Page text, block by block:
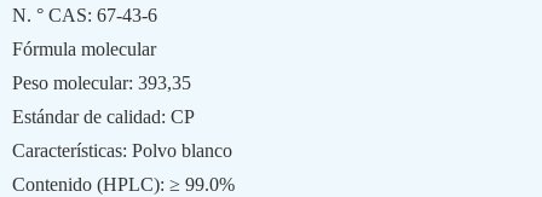
N. ° CAS: 67-43-6
Fórmula molecular
Peso molecular: 393,35
Estándar de calidad: CP
Características: Polvo blanco
Contenido (HPLC): ≥ 99.0%